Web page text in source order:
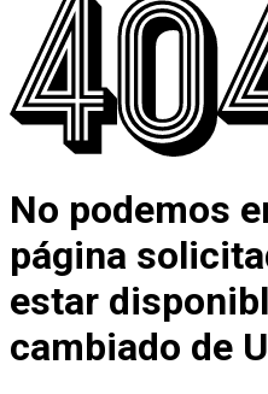
No podemos
página
estar
cambiado de